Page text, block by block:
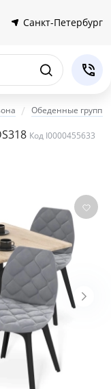
Санкт-Петербург
Обеденные группы
Код I0000455633